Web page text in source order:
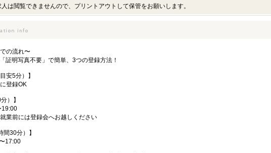
は閲覧できませんので、プリントアウトして保管をお願いします。
の流れ〜
証明写真不要」で簡単、3つの登録方法！
安5分）】
登録OK
）】
19:00
業前には登録会へお越しください
間30分）】
17:00